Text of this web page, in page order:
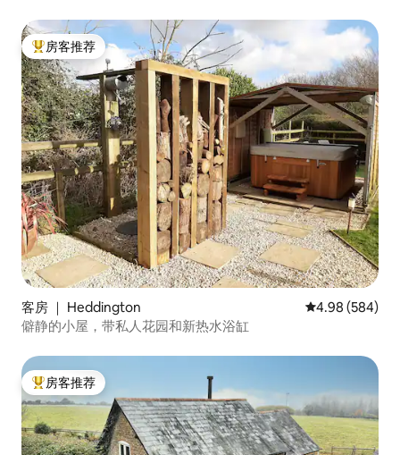
热门「房客推荐」
房客推荐
客房 ｜ Heddington 平均评分 4.98
4.98 (584)
僻静的小屋，带私人花园和新热水浴缸
热门「房客推荐」
房客推荐